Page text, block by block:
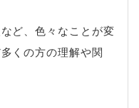
ど、色々なことが変
くの方の理解や関